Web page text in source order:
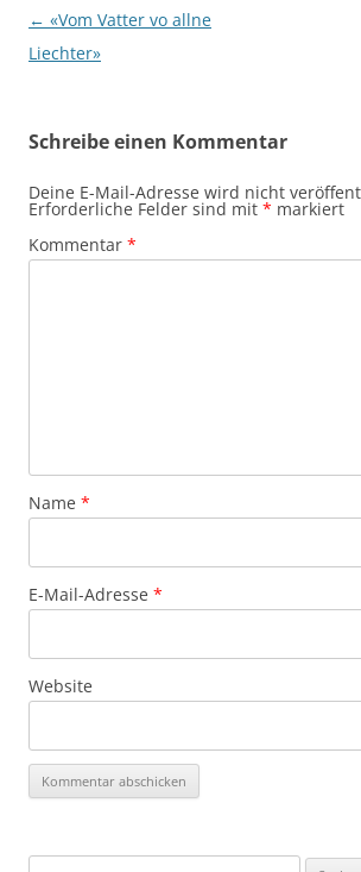
Beitragsnavigation
← «Vom Vatter vo allne
Liechter»
Schreibe einen Kommentar
Deine E-Mail-Adresse wird nicht
Erforderliche Felder sind mit * markiert
Kommentar *
Name *
E-Mail-Adresse *
Website